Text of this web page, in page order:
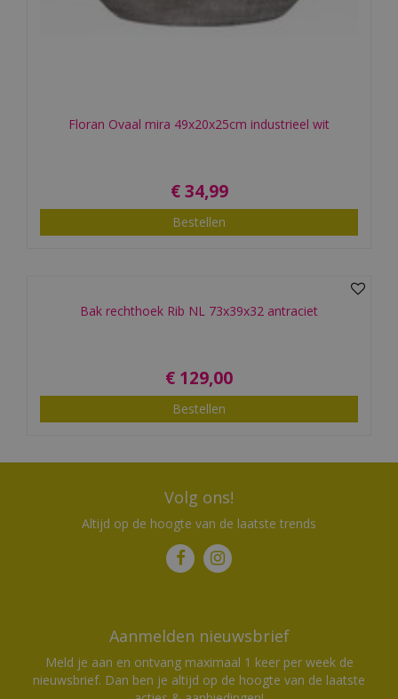
Floran Ovaal mira 49x20x25cm industrieel wit
€ 34,99
Bestellen
Bak rechthoek Rib NL 73x39x32 antraciet
€ 129,00
Bestellen
Volg ons!
Altijd op de hoogte van de laatste trends
Aanmelden nieuwsbrief
Meld je aan en ontvang maximaal 1 keer per week de
nieuwsbrief. Dan ben je altijd op de hoogte van de laatste